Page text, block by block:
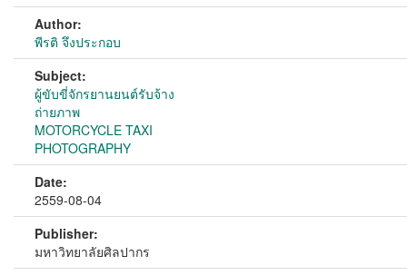
Author:
พีรติ จึงประกอบ
Subject:
ผู้ขับขี่จักรยานยนต์รับจ้าง
ถ่ายภาพ
MOTORCYCLE TAXI
PHOTOGRAPHY
Date:
2559-08-04
Publisher:
มหาวิทยาลัยศิลปากร